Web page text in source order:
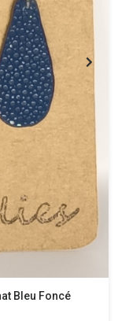
Bleu Foncé